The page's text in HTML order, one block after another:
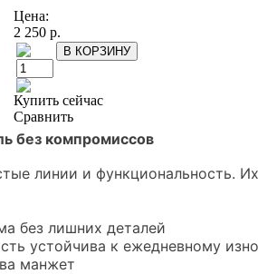
Цена:
2 250 р.
Купить сейчас
Сравнить
без компромиссов
линии и
без лишних деталей
устойчива к ежедневному
манжет